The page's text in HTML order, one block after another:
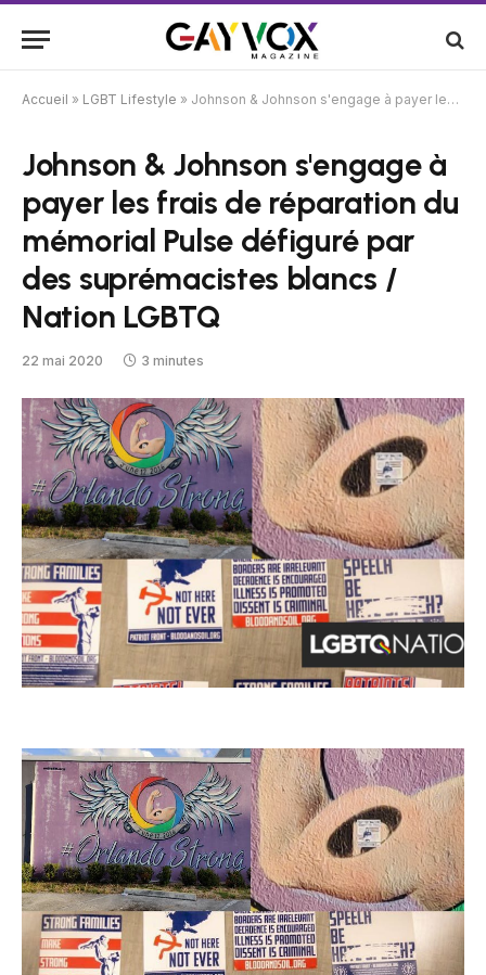
Accueil » LGBT Lifestyle » Johnson & Johnson s'engage à payer les frais de réparation du mémorial Pulse défiguré par des suprémacistes blancs / Nation LGBTQ
Johnson & Johnson s'engage à
payer les frais de réparation du
mémorial Pulse défiguré par
des suprémacistes blancs /
Nation LGBTQ
22 mai 2020 3 minutes